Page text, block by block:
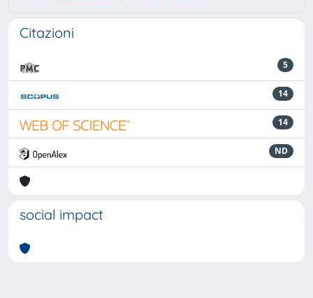
Citazioni
5
14
14
ND
social impact